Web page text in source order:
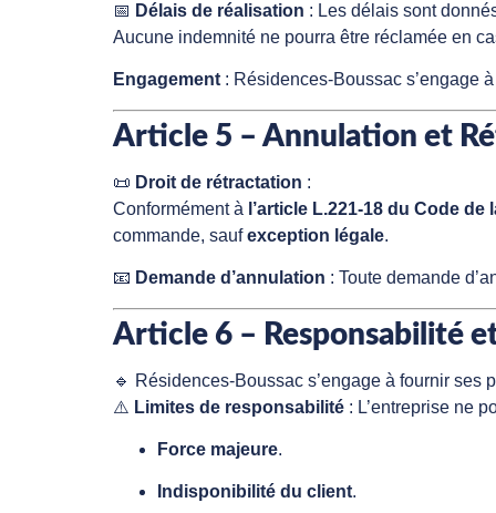
📅 Délais de réalisation : Les délais sont
Aucune indemnité ne pourra être réclamée en
Engagement: Résidences-Boussac s’engage
Article 5 – Annulation et
📜 Droit de rétractation :
Conformément à l’article L.221-18 du Code
commande, saufexception légale.
📧 Demande d’annulation : Toute demande
Article 6 – Responsabilité
🔹 Résidences-Boussac s’engage à fournir ses
⚠️ Limites de responsabilité : L’entreprise ne
Force majeure.
Indisponibilité du client.